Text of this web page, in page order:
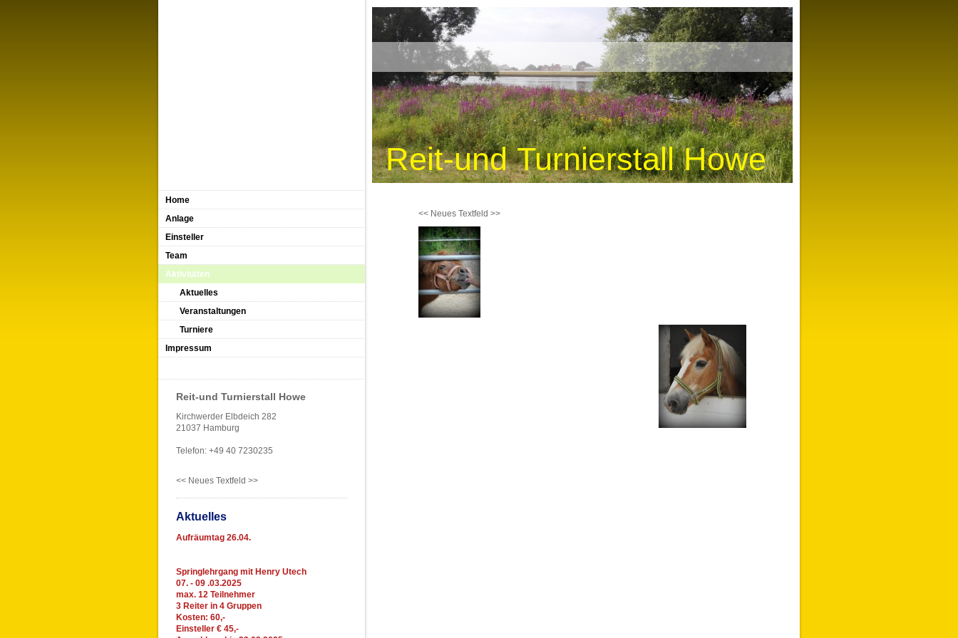
Reit-und Turnierstall Howe
<< Neues Textfeld >>
Home
Anlage
Einsteller
Team
Aktivitäten
Aktuelles
Veranstaltungen
Turniere
Impressum
Reit-und Turnierstall Howe
Kirchwerder Elbdeich 282
21037 Hamburg
Telefon: +49 40 7230235
<< Neues Textfeld >>
Aktuelles
Aufräumtag 26.04.
Springlehrgang mit Henry Utech
07. - 09 .03.2025
max. 12 Teilnehmer
3 Reiter in 4 Gruppen
Kosten: 60,-
Einsteller € 45,-